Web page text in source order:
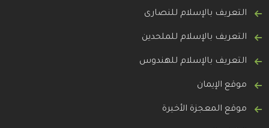
التعريف بالإسلام للنصارى
التعريف بالإسلام للملحدين
التعريف بالإسلام للهندوس
موقع الإيمان
موقع المعجزة الأخيرة